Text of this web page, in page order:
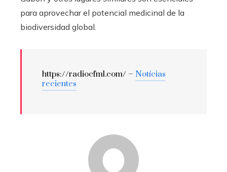
para aprovechar el potencial medicinal de la
biodiversidad global.
https://radiocfml.com/ – Notícias
recientes